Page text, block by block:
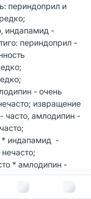
периндоприл и
индапамид -
периндоприл -
- очень
извращение
часто, амлодипин -
* индапамид -
* амлодипин -